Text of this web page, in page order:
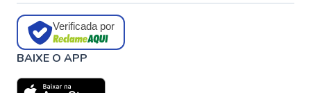
Verificada por
BAIXE O APP